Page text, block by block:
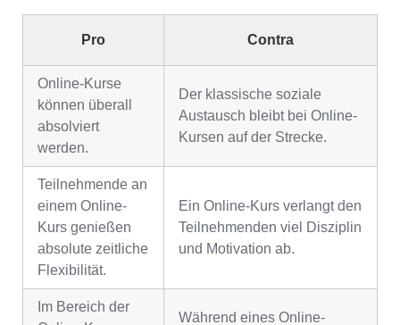
Pro Contra
Online-Kurse
können überall
absolviert
werden.
Der klassische soziale
Austausch bleibt bei Online-
Kursen auf der Strecke.
Teilnehmende an
einem Online-
Kurs genießen
absolute zeitliche
Flexibilität.
Ein Online-Kurs verlangt den
Teilnehmenden viel Disziplin
und Motivation ab.
Im Bereich der
Während eines Online-